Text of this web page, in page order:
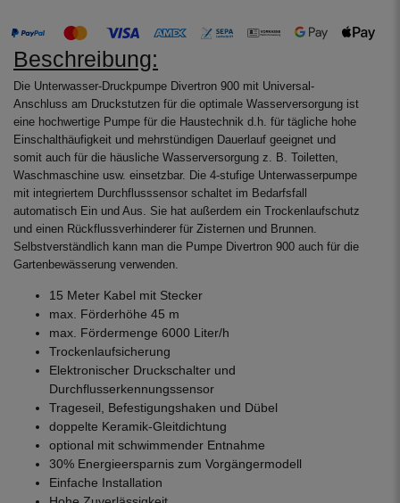
Beschreibung:
Die Unterwasser-Druckpumpe Divertron 900 mit Universal-
Anschluss am Druckstutzen für die optimale Wasserversorgung ist
eine hochwertige Pumpe für die Haustechnik d.h. für tägliche hohe
Einschalthäufigkeit und mehrstündigen Dauerlauf geeignet und
somit auch für die häusliche Wasserversorgung z. B. Toiletten,
Waschmaschine usw. einsetzbar. Die 4-stufige Unterwasserpumpe
mit integriertem Durchflusssensor schaltet im Bedarfsfall
automatisch Ein und Aus. Sie hat außerdem ein Trockenlaufschutz
und einen Rückflussverhinderer für Zisternen und Brunnen.
Selbstverständlich kann man die Pumpe Divertron 900 auch für die
Gartenbewässerung verwenden.
15 Meter Kabel mit Stecker
max. Förderhöhe 45 m
max. Fördermenge 6000 Liter/h
Trockenlaufsicherung
Elektronischer Druckschalter und
Durchflusserkennungssensor
Trageseil, Befestigungshaken und Dübel
doppelte Keramik-Gleitdichtung
optional mit schwimmender Entnahme
30% Energieersparnis zum Vorgängermodell
Einfache Installation